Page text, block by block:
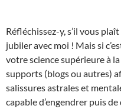
Réfléchissez-y, s’il vous
jubiler avec moi ! Mais si
votre science supérieure à
supports (blogs ou autres)
salissures astrales et
capable d’engendrer puis